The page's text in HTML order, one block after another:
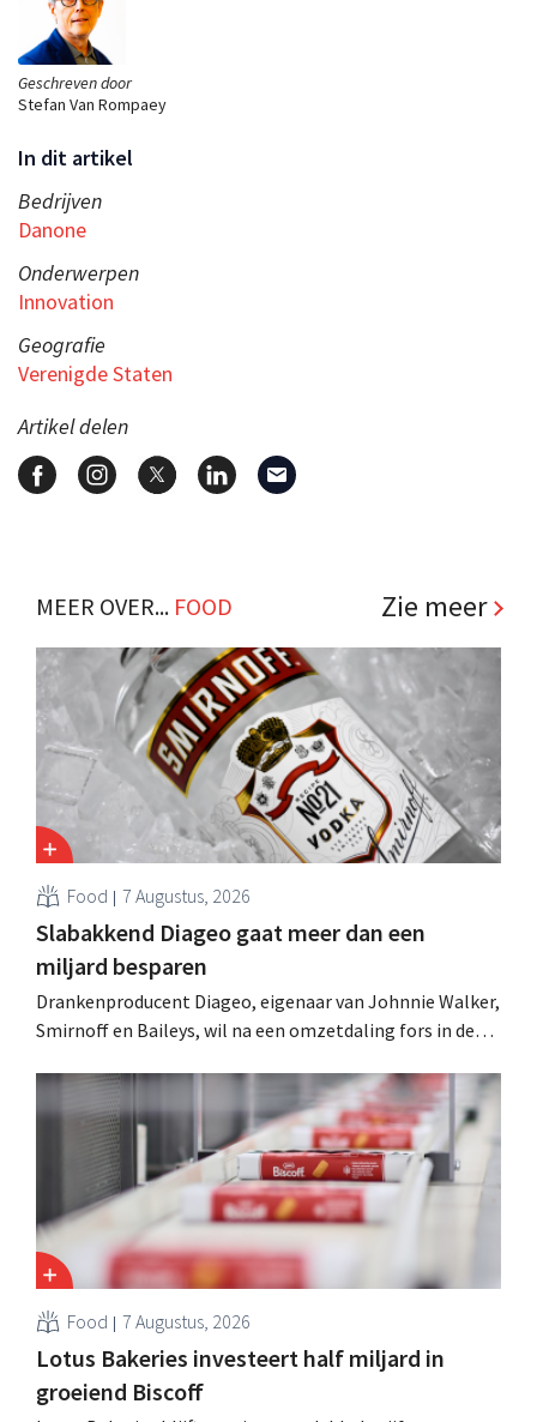
Geschreven door
Stefan Van Rompaey
In dit artikel
Bedrijven
Danone
Onderwerpen
Innovation
Geografie
Verenigde Staten
Artikel delen
MEER OVER... FOOD Zie meer
Food 7 Augustus, 2026
Slabakkend Diageo gaat meer dan een
miljard besparen
Drankenproducent Diageo, eigenaar van Johnnie Walker,
Smirnoff en Baileys, wil na een omzetdaling fors in de
andere Guiness en voorgemixte cocktails.
Food 7 Augustus, 2026
Lotus Bakeries investeert half miljard in
groeiend Biscoff